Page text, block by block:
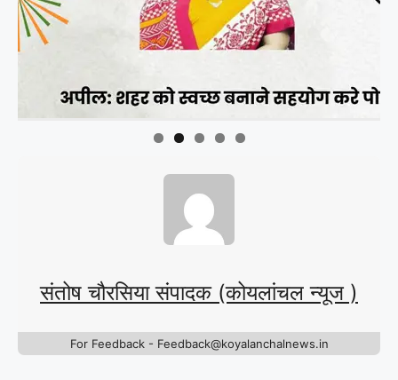
संतोष चौरसिया संपादक (कोयलांचल न्यूज )
For Feedback - Feedback@koyalanchalnews.in